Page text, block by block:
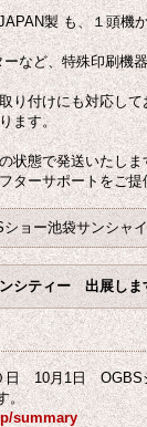
製 も、１頭機
など、特殊印刷機
り付けにも対応し
ます。
状態で発送いたしま
ターサポートをご
ー池袋サンシャ
ティー 出展しま
10月1日 OGBS
。
summary